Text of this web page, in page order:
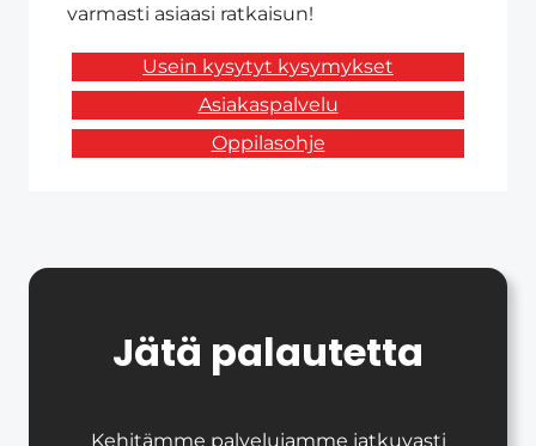
varmasti asiaasi ratkaisun!
Usein kysytyt kysymykset
Asiakaspalvelu
Oppilasohje
Jätä palautetta
Kehitämme palvelujamme jatkuvasti